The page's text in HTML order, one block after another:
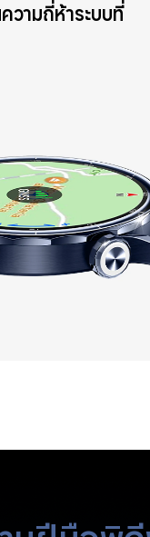
วามถี่ห้าระบบที่